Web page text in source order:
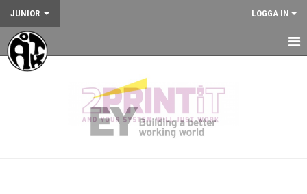
JUNIOR LOGGA IN
HEM